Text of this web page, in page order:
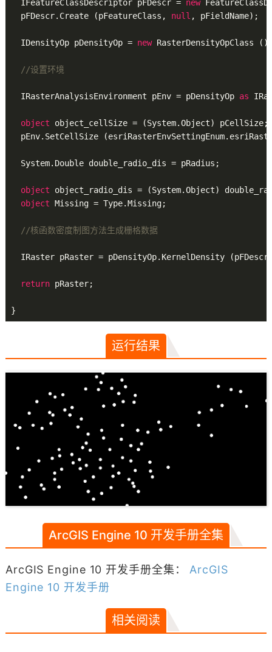
  IFeatureClassDescriptor pFDescr =
new
  pFDescr.Create (pFeatureClass,
null , pFieldName);
  IDensityOp pDensityOp =
new RasterDensityOpClass
//设置环境
  IRasterAnalysisEnvironment pEnv = pDensityOp
as
object object_cellSize = (System.Object) pCellSize;
pEnv.SetCellSize
  System.Double double_radio_dis = pRadius;
object object_radio_dis = (System.Object)
object Missing = Type.Missing;
//核函数密度制图方法生成栅格数据
IRaster pRaster = pDensityOp.KernelDensity
return pRaster;
运行结果
ArcGIS Engine 10 开发手册全集
ArcGIS Engine 10 开发手册全集： ArcGIS
Engine 10 开发手册
相关阅读